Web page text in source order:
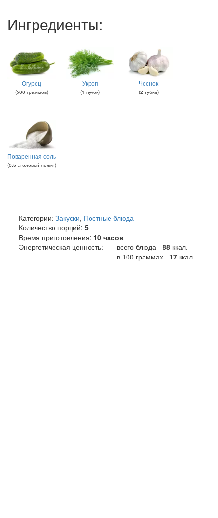
Ингредиенты:
Огурец
(500 граммов)
Укроп
(1 пучок)
Чеснок
(2 зубка)
Поваренная соль
(0.5 столовой ложки)
Категории: Закуски, Постные блюда
Количество порций: 5
Время приготовления: 10 часов
Энергетическая ценность:
всего блюда - 88 ккал.
в 100 граммах - 17 ккал.